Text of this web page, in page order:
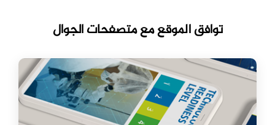
توافق الموقع مع متصفحات الجوال